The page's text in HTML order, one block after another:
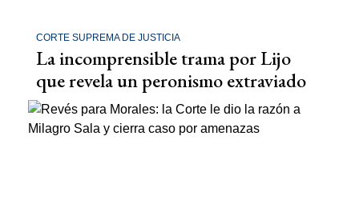
CORTE SUPREMA DE JUSTICIA
La incomprensible trama por Lijo
que revela un peronismo extraviado